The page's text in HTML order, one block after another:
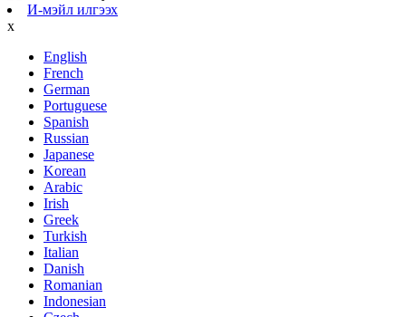
И-мэйл илгээх
x
English
French
German
Portuguese
Spanish
Russian
Japanese
Korean
Arabic
Irish
Greek
Turkish
Italian
Danish
Romanian
Indonesian